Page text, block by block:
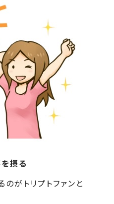
摂る
がトリプトファンと